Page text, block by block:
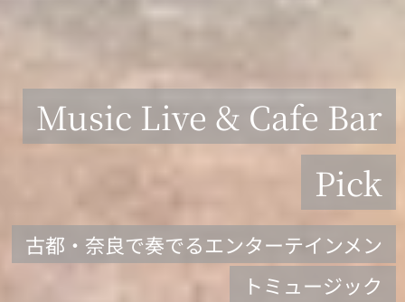
Music Live & Cafe Bar
Pick
古都・奈良で奏でるエンターテインメン
トミュージック